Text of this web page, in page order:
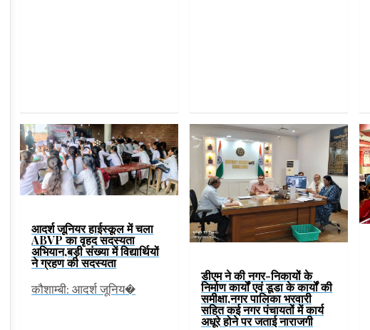
आदर्श जूनियर हाईस्कूल में चला
ABVP का वृहद सदस्यता
अभियान,बड़ी संख्या में विद्यार्थियों
ने ग्रहण की सदस्यता
कौशाम्बी: आदर्श जूनिय�
डीएम ने की नगर-निकायों के
निर्माण कार्यों एवं डूडा के कार्यों की
समीक्षा,नगर पालिका भरवारी
सहित कई नगर पंचायतों में कार्य
अधूरे होने पर जताई नाराजगी